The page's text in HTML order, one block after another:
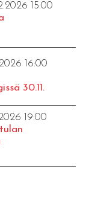
15:00
16:00
30.11.
19:00